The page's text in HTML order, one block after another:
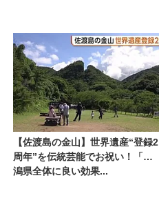
【佐渡島の金山】世界遺産“登録2
周年”を伝統芸能でお祝い！「新
潟県全体に良い効果...